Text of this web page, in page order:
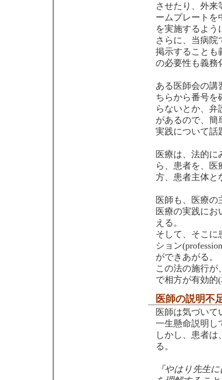
させたり、外来
ームプレートを
を実施するよう
さらに、当病院
掲示することも
の必要性も義務
ある医師会の講
ちらから番号を
らないとか、
があるので、簡
実践について話
医療は、法的
ら、患者を、
方、患者主体と
医師も、医療
医療の実践に
える。
そして、そこに
ション
ができあがる。
この法の施行が
で相方が有効的
医師の説明不
医師は気づいて
一生懸命説明し
しかし、患者
る。
『やはり先生